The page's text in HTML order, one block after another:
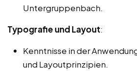
Untergruppenbach.
Typografie und Layout:
Kenntnisse in der
und Layoutprinzipien.